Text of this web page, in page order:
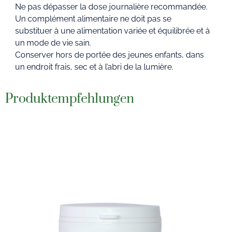
Ne pas dépasser la dose journalière recommandée.
Un complément alimentaire ne doit pas se
substituer à une alimentation variée et équilibrée et à
un mode de vie sain.
Conserver hors de portée des jeunes enfants, dans
un endroit frais, sec et à l’abri de la lumière.
Produktempfehlungen